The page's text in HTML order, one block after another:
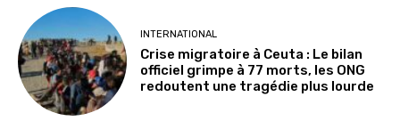
INTERNATIONAL
Crise migratoire à Ceuta : Le bilan
officiel grimpe à 77 morts, les ONG
redoutent une tragédie plus lourde